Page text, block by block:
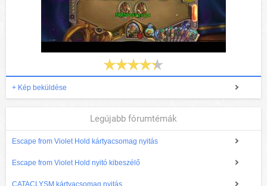
+ Kép beküldése
Legújabb fórumtémák
Escape from Violet Hold kártyacsomag nyitás
Escape from Violet Hold nyitó kibeszélő